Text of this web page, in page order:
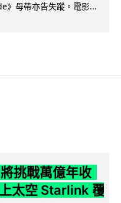
》母帶亦告失蹤。電影...
挑戰萬億年收
太空 Starlink 覆